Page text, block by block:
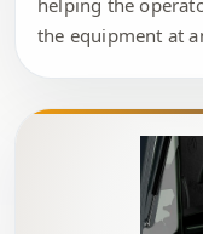
the equipment at